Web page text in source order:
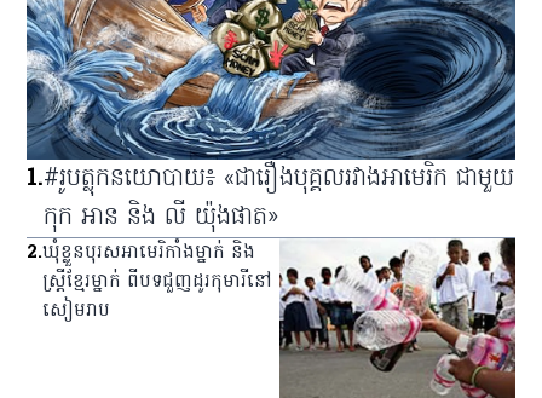
1.#រូបត្លុកនយោបាយ៖ «ជារឿងបុគ្គលរវាងអាមេរិក ជាមួយ
កុក អាន និង លី យ៉ុងផាត»
2.ឃុំ​ខ្លួន​បុរស​អាមេរិកាំង​ម្នាក់ និង​
ស្ត្រី​ខ្មែរ​ម្នាក់ ពី​បទ​ជួញ​ដូរ​កុមារី​នៅ​
សៀមរាប